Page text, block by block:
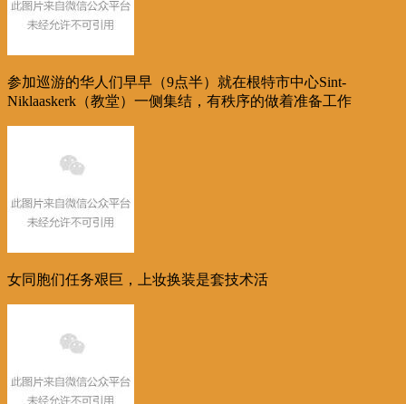
参加巡游的华人们早早（9点半）就在根特市中心Sint-
Niklaaskerk（教堂）一侧集结，有秩序的做着准备工作
女同胞们任务艰巨，上妆换装是套技术活